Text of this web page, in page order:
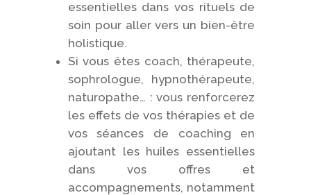
essentielles dans vos rituels de
soin pour aller vers un bien-être
holistique.
Si vous êtes coach, thérapeute,
sophrologue, hypnothérapeute,
naturopathe… : vous renforcerez
les effets de vos thérapies et de
vos séances de coaching en
ajoutant les huiles essentielles
dans vos offres et
accompagnements, notamment